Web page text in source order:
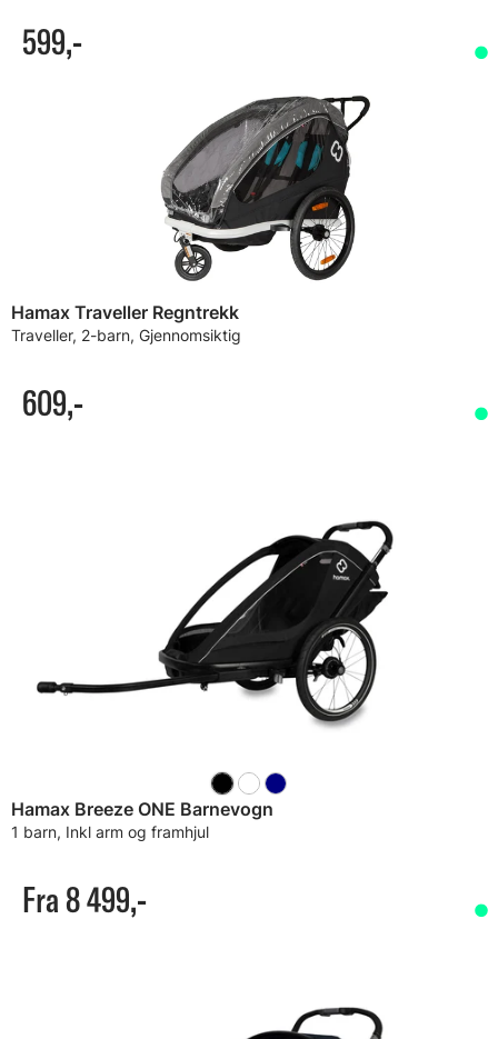
599,-
Hamax Traveller Regntrekk
Traveller, 2-barn, Gjennomsiktig
609,-
Hamax Breeze ONE Barnevogn
1 barn, Inkl arm og framhjul
Fra 8 499,-